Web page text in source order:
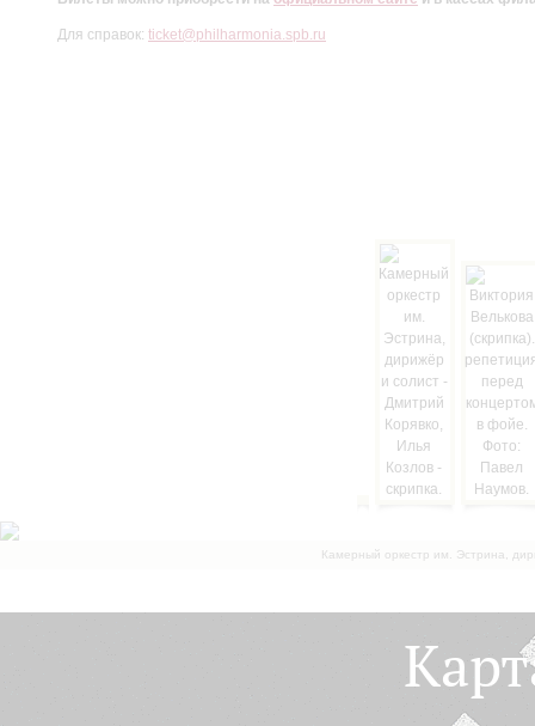
Для справок: ticket@philharmonia.spb.ru
Камерный оркестр им. Эстрина,